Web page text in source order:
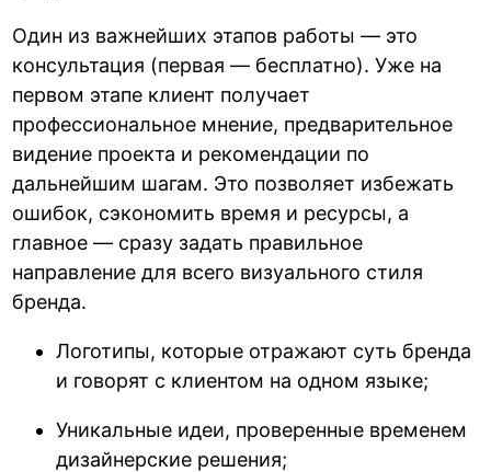
Один из важнейших этапов работы — это
консультация (первая — бесплатно). Уже на
первом этапе клиент получает
профессиональное мнение, предварительное
видение проекта и рекомендации по
дальнейшим шагам. Это позволяет избежать
ошибок, сэкономить время и ресурсы, а
главное — сразу задать правильное
направление для всего визуального стиля
бренда.
Логотипы, которые отражают суть бренда
и говорят с клиентом на одном языке;
Уникальные идеи, проверенные временем
дизайнерские решения;